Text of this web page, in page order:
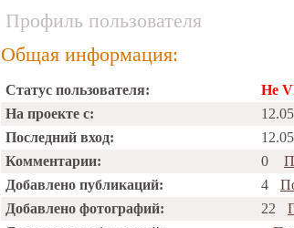
Профиль пользователя
Общая информация:
Статус пользователя: Не
На проекте с:
Последний вход:
Комментарии:
0
Добавлено публикаций:
4
Добавлено фотографий:
22